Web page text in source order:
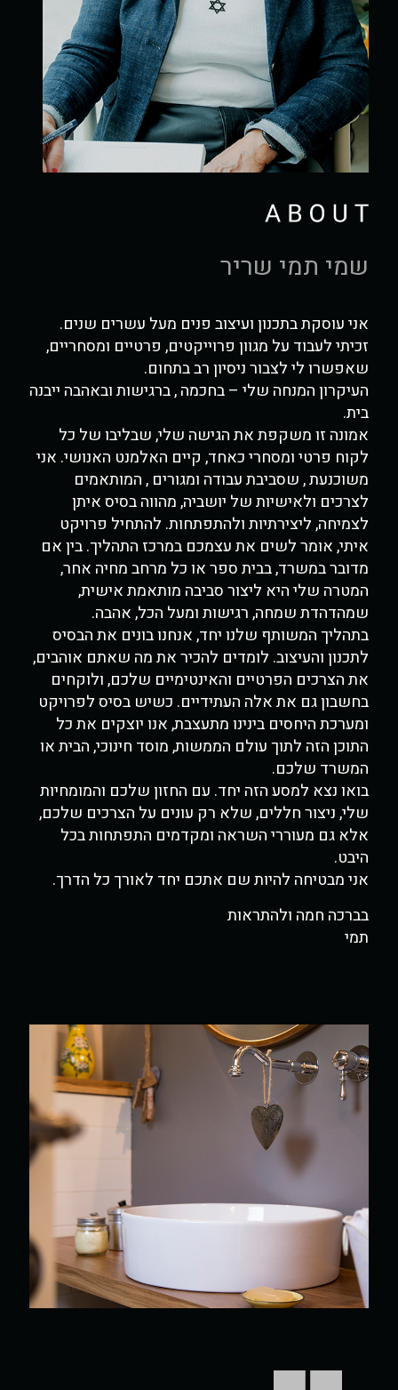
שמי תמי שריר
אני עוסקת בתכנון ועיצוב פנים מעל עשרים שנים.
זכיתי לעבוד על מגוון פרוייקטים, פרטיים ומסחריים,
שאפשרו לי לצבור ניסיון רב בתחום.
העיקרון המנחה שלי – בחכמה , ברגישות ובאהבה ייבנה
בית.
אמונה זו משקפת את הגישה שלי, שבליבו של כל
לקוח פרטי ומסחרי כאחד, קיים האלמנט האנושי. אני
משוכנעת , שסביבת עבודה ומגורים , המותאמים
לצרכים ולאישיות של יושביה, מהווה בסיס איתן
לצמיחה, ליצירתיות ולהתפתחות. להתחיל פרויקט
איתי, אומר לשים את עצמכם במרכז התהליך. בין אם
מדובר במשרד, בבית ספר או כל מרחב מחיה אחר,
המטרה שלי היא ליצור סביבה מותאמת אישית,
שמהדהדת שמחה, רגישות ומעל הכל, אהבה.
בתהליך המשותף שלנו יחד, אנחנו בונים את הבסיס
לתכנון והעיצוב. לומדים להכיר את מה שאתם אוהבים,
את הצרכים הפרטיים והאינטימיים שלכם, ולוקחים
בחשבון גם את אלה העתידיים. כשיש בסיס לפרויקט
ומערכת היחסים בינינו מתעצבת, אנו יוצקים את כל
התוכן הזה לתוך עולם הממשות, מוסד חינוכי, הבית או
המשרד שלכם.
בואו נצא למסע הזה יחד. עם החזון שלכם והמומחיות
שלי, ניצור חללים, שלא רק עונים על הצרכים שלכם,
אלא גם מעוררי השראה ומקדמים התפתחות בכל
היבט.
אני מבטיחה להיות שם אתכם יחד לאורך כל הדרך.
בברכה חמה ולהתראות
תמי